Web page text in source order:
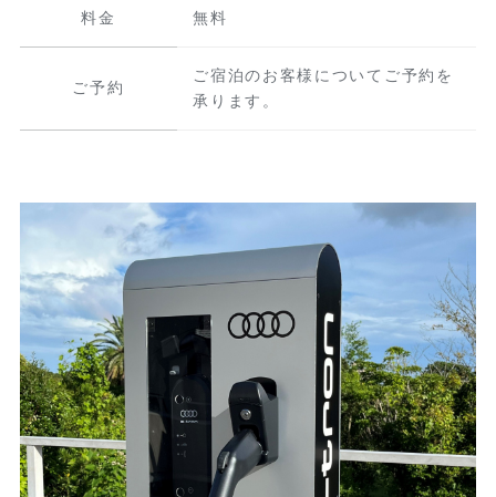
料金 無料
ご予約
ご宿泊のお客様についてご予約を
承ります。